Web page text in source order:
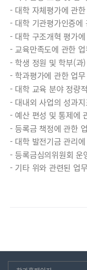
대학 자체평가에 관
대학 기관평가인증에
대학 구조개혁 평가
교육만족도에 관한
학생 정원 및 학부(과
학과평가에 관한 업무
대학 교육 분야 정량
대내외 사업의 성과
예산 편성 및 통제에
등록금 책정에 관한
대학 발전기금 관리
등록금심의위원회 운
기타 위와 관련된 업무